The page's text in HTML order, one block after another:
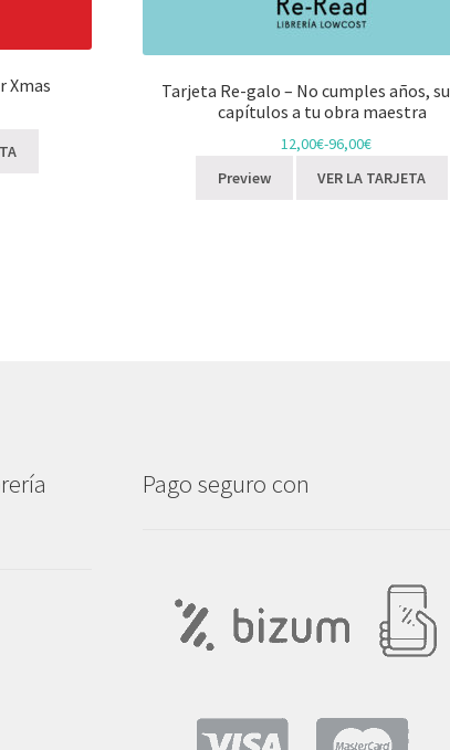
Xmas
Tarjeta Re-galo – No cumples años,
capítulos a tu obra maestra
12,00€-96,00€
Preview
VER LA TARJETA
Pago seguro con